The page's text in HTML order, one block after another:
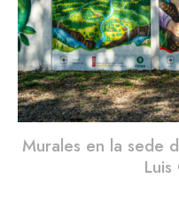
Murales en la sede
Luis